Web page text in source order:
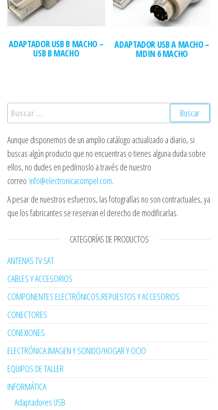
ADAPTADOR USB B MACHO –
USB B MACHO
ADAPTADOR USB A MACHO –
MDIN 6 MACHO
Buscar:
Aunque disponemos de un amplio catálogo actualizado a diario, si
buscas algún producto que no encuentras o tienes alguna duda sobre
ellos, no dudes en pedírnoslo a través de nuestro
correo info@electronicacompel.com.
A pesar de nuestros esfuerzos, las fotografías no son contractuales, ya
que los fabricantes se reservan el derecho de modificarlas.
CATEGORÍAS DE PRODUCTOS
ANTENAS TV SAT
CABLES Y ACCESORIOS
COMPONENTES ELECTRÓNICOS,REPUESTOS Y ACCESORIOS
CONECTORES
CONEXIONES
ELECTRÓNICA:IMAGEN Y SONIDO/HOGAR Y OCIO
EQUIPOS DE TALLER
INFORMÁTICA
Adaptadores USB